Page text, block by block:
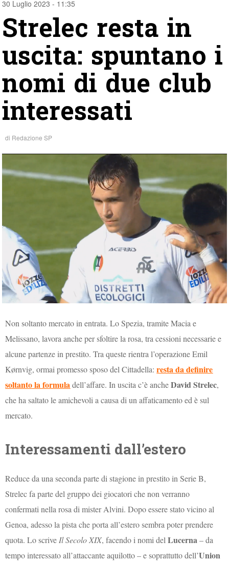
30 Luglio 2023 - 11:35
Strelec resta in
uscita: spuntano i
nomi di due club
interessati
di Redazione SP
Non soltanto mercato in entrata. Lo Spezia, tramite Macia e
Melissano, lavora anche per sfoltire la rosa, tra cessioni necessarie e
alcune partenze in prestito. Tra queste rientra l’operazione Emil
Kørnvig, ormai promesso sposo del Cittadella:resta da definire
soltanto la formula dell’affare. In uscita c’è ancheDavid Strelec,
che ha saltato le amichevoli a causa di un affaticamento ed è sul
mercato.
Interessamenti dall’estero
Reduce da una seconda parte di stagione in prestito in Serie B,
Strelec fa parte del gruppo dei giocatori che non verranno
confermati nella rosa di mister Alvini. Dopo essere stato vicino al
Genoa, adesso la pista che porta all’estero sembra poter prendere
quota. Lo scriveIl Secolo XIX, facendo i nomi delLucerna– da
tempo interessato all’attaccante aquilotto – e soprattutto dell’Union